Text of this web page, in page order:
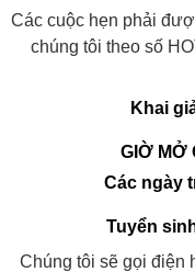
Các cuộc hẹn phải
chúng tôi theo số
Khai
GIỜ MỞ
Các ngày
Tuyển
Chúng tôi sẽ gọi điện